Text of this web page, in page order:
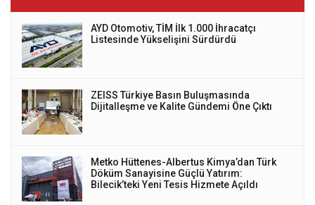
AYD Otomotiv, TİM İlk 1.000 İhracatçı
Listesinde Yükselişini Sürdürdü
ZEISS Türkiye Basın Buluşmasında
Dijitalleşme ve Kalite Gündemi Öne Çıktı
Metko Hüttenes-Albertus Kimya’dan Türk
Döküm Sanayisine Güçlü Yatırım:
Bilecik’teki Yeni Tesis Hizmete Açıldı